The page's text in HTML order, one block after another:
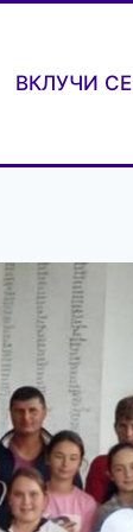
ВКЛУЧИ СЕ